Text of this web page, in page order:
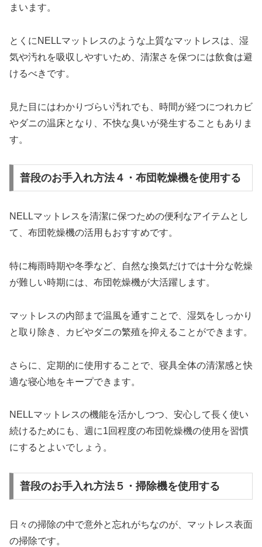
まいます。
とくにNELLマットレスのような上質なマットレスは、湿
気や汚れを吸収しやすいため、清潔さを保つには飲食は避
けるべきです。
見た目にはわかりづらい汚れでも、時間が経つにつれカビ
やダニの温床となり、不快な臭いが発生することもありま
す。
普段のお手入れ方法４・布団乾燥機を使用する
NELLマットレスを清潔に保つための便利なアイテムとし
て、布団乾燥機の活用もおすすめです。
特に梅雨時期や冬季など、自然な換気だけでは十分な乾燥
が難しい時期には、布団乾燥機が大活躍します。
マットレスの内部まで温風を通すことで、湿気をしっかり
と取り除き、カビやダニの繁殖を抑えることができます。
さらに、定期的に使用することで、寝具全体の清潔感と快
適な寝心地をキープできます。
NELLマットレスの機能を活かしつつ、安心して長く使い
続けるためにも、週に1回程度の布団乾燥機の使用を習慣
にするとよいでしょう。
普段のお手入れ方法５・掃除機を使用する
日々の掃除の中で意外と忘れがちなのが、マットレス表面
の掃除です。